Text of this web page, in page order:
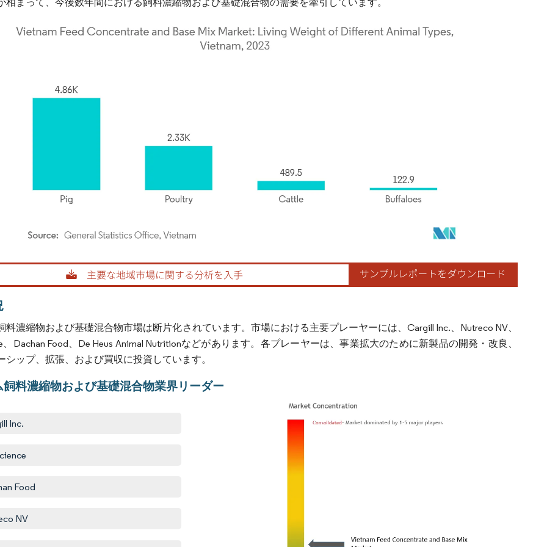
相まって、今後数年間における飼料濃縮物および基礎混合物の需要を牽引しています。
Intelligence。再利用にはCC BY 4.0の表示が必要です。
料濃縮物および基礎混合物市場は断片化されています。市場における主要プレーヤーには、Cargill Inc.、Nutreco NV、
、Dachan Food、De Heus Animal Nutritionなどがあります。各プレーヤーは、事業拡大のために新製品の開発・改良、
シップ、拡張、および買収に投資しています。
飼料濃縮物および基礎混合物業界リーダー
Inc.
Food
NV